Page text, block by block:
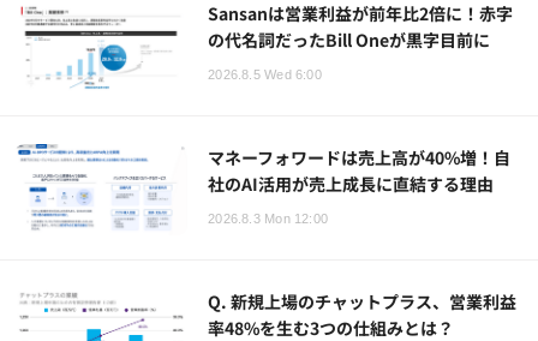
Sansanは営業利益が前年比2倍に！赤字
の代名詞だったBill Oneが黒字目前に
2026.8.5 Wed 6:00
マネーフォワードは売上高が40%増！自
社のAI活用が売上成長に直結する理由
2026.8.3 Mon 12:00
Q. 新規上場のチャットプラス、営業利益
率48%を生む3つの仕組みとは？